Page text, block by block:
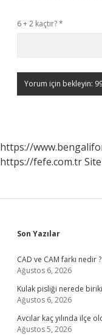
6 + 2 kaçtır?*
https://
https://fefe.com.tr
Sidebar
Son Yazılar
CAD ve CAM farkı nedir ?
Ağustos 6, 2026
Kulak pisliği nerede
Ağustos 6, 2026
Avcılar kaç yılında ilçe
Ağustos 5, 2026